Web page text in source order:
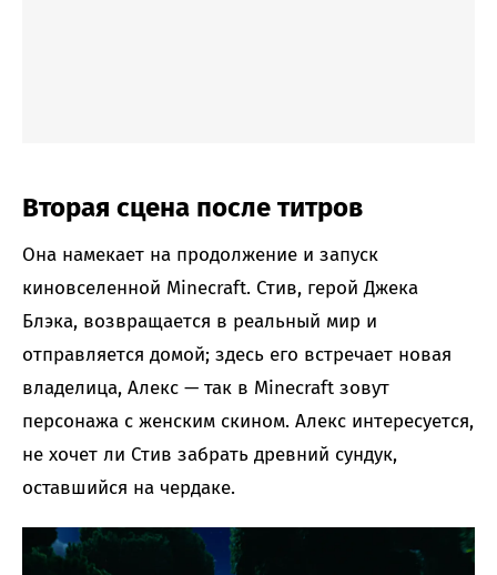
Вторая сцена после титров
Она намекает на продолжение и запуск
киновселенной Minecraft. Стив, герой Джека
Блэка, возвращается в реальный мир и
отправляется домой; здесь его встречает новая
владелица, Алекс — так в Minecraft зовут
персонажа с женским скином. Алекс интересуется,
не хочет ли Стив забрать древний сундук,
оставшийся на чердаке.